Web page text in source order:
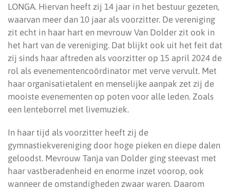
LONGA. Hiervan heeft zij 14 jaar in het bestuur gezeten,
waarvan meer dan 10 jaar als voorzitter. De vereniging
zit echt in haar hart en mevrouw Van Dolder zit ook in
het hart van de vereniging. Dat blijkt ook uit het feit dat
zij sinds haar aftreden als voorzitter op 15 april 2024 de
rol als evenementencoördinator met verve vervult. Met
haar organisatietalent en menselijke aanpak zet zij de
mooiste evenementen op poten voor alle leden. Zoals
een lenteborrel met livemuziek.
In haar tijd als voorzitter heeft zij de
gymnastiekvereniging door hoge pieken en diepe dalen
geloodst. Mevrouw Tanja van Dolder ging steevast met
haar vastberadenheid en enorme inzet voorop, ook
wanneer de omstandigheden zwaar waren. Daarom